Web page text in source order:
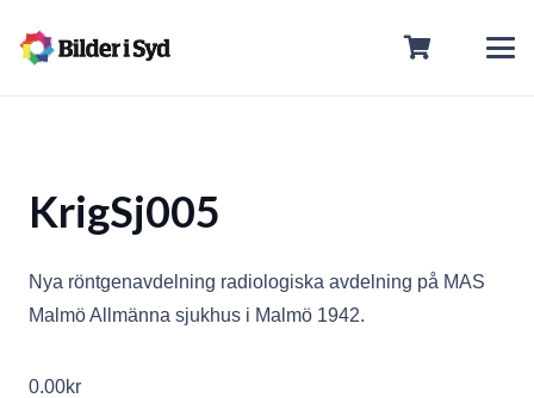
KrigSj005
Nya röntgenavdelning radiologiska avdelning på MAS
Malmö Allmänna sjukhus i Malmö 1942.
0.00kr